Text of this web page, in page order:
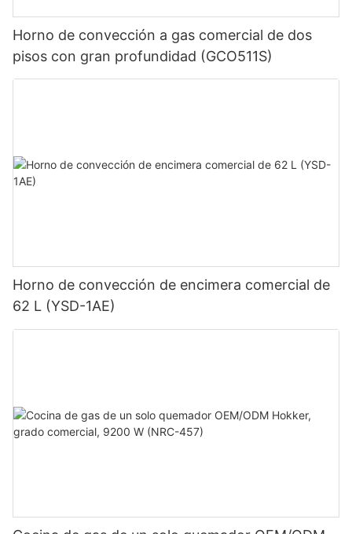
Horno de convección a gas comercial de dos
pisos con gran profundidad (GCO511S)
Horno de convección de encimera comercial de
62 L (YSD-1AE)